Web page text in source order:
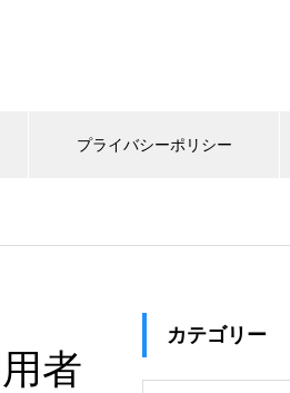
プライバシーポリシー
者
カテゴリー